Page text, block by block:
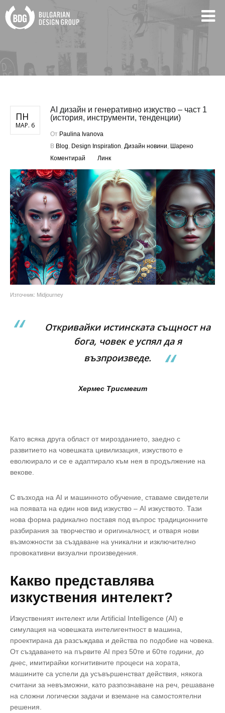
ПН
МАР. 6
AI дизайн и генеративно изкуство – част 1
(история, инструменти, тенденции)
От Paulina Ivanova
В Blog, Design Inspiration, Дизайн новини, Шарено
Коментирай
Линк
Източник: Midjourney
Откривайки истинската същност на
бога, човек е успял да я
възпроизведе.
Хермес Трисмегит
Като всяка друга област от мирозданието, заедно с
развитието на човешката цивилизация, изкуството е
еволюирало и се е адаптирало към нея в продължение на
векове.
С възхода на AI и машинното обучение, ставаме свидетели
на появата на един нов вид изкуство – AI изкуството. Тази
нова форма радикално поставя под въпрос традиционните
разбирания за творчество и оригиналност, и отваря нови
възможности за създаване на уникални и изключително
провокативни визуални произведения.
Какво представлява
изкуствения интелект?
Изкуственият интелект или Artificial Intelligence (AI) е
симулация на човешката интелигентност в машина,
проектирана да разсъждава и действа по подобие на човека.
Oт създаването на първите AI през 50те и 60те години, до
днес, имитирайки когнитивните процеси на хората,
машините са успели да усъвършенстват действия, някога
считани за невъзможни, като разпознаване на реч, решаване
на сложни логически задачи и вземане на самостоятелни
решения.